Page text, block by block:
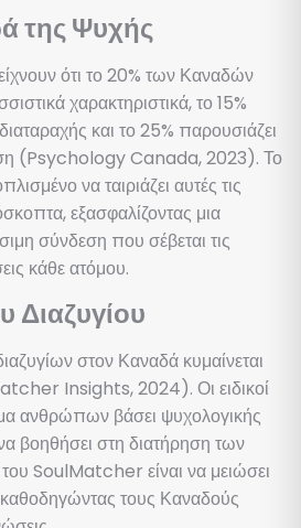
της Ψυχής
ότι το 20% των Καναδών
χαρακτηριστικά, το 15%
και το 25% παρουσιάζει
(Psychology Canada, 2023). Το
να ταιριάζει αυτές τις
εξασφαλίζοντας μια
σύνδεση που σέβεται τις
κάθε ατόμου.
Διαζυγίου
στον Καναδά κυμαίνεται
Insights, 2024). Οι ειδικοί
ανθρώπων βάσει ψυχολογικής
βοηθήσει στη διατήρηση των
SoulMatcher είναι να μειώσει
τους Καναδούς